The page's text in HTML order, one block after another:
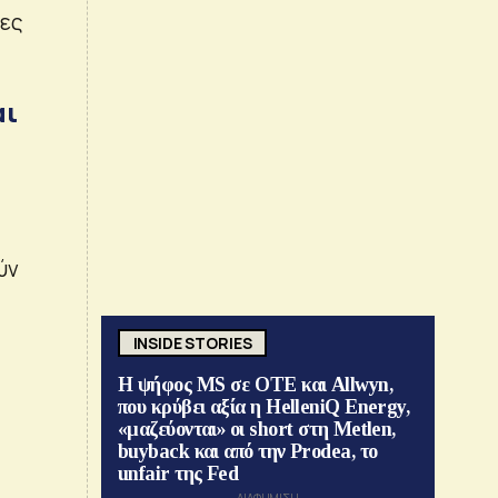
INSIDE STORIES
Η ψήφος MS σε ΟΤΕ και Allwyn,
που κρύβει αξία η HelleniQ Energy,
«μαζεύονται» οι short στη Metlen,
buyback και από την Prodea, το
unfair της Fed